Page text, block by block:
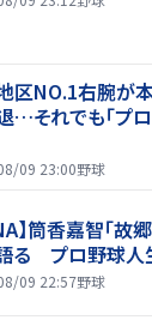
区NO.1右腕が
…それでも「プ
09 23:00野球
】筒香嘉智「故
る プロ野球人
09 22:57野球